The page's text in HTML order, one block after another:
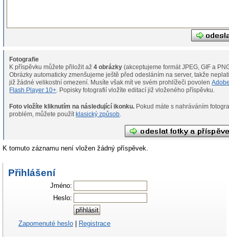
Fotografie
K příspěvku můžete přiložit až4 obrázky (akceptujeme formát JPEG, GIF a
Obrázky automaticky zmenšujeme ještě před odesláním na server, takže
již žádné velikostní omezení. Musíte však mít ve svém prohlížeči povolen
Flash Player 10+ . Popisky fotografií vložíte editací již vloženého příspěvku.
Foto vložíte kliknutím na následující ikonku.
problém, můžete použít klasický způsob.
K tomuto záznamu není vložen žádný příspěvek.
Přihlášení
Jméno:
Heslo:
Zapomenuté heslo | Registrace